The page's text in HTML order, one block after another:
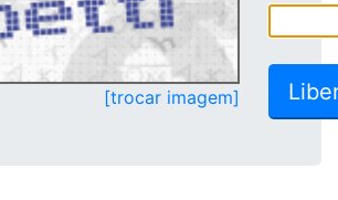
[trocar imagem]